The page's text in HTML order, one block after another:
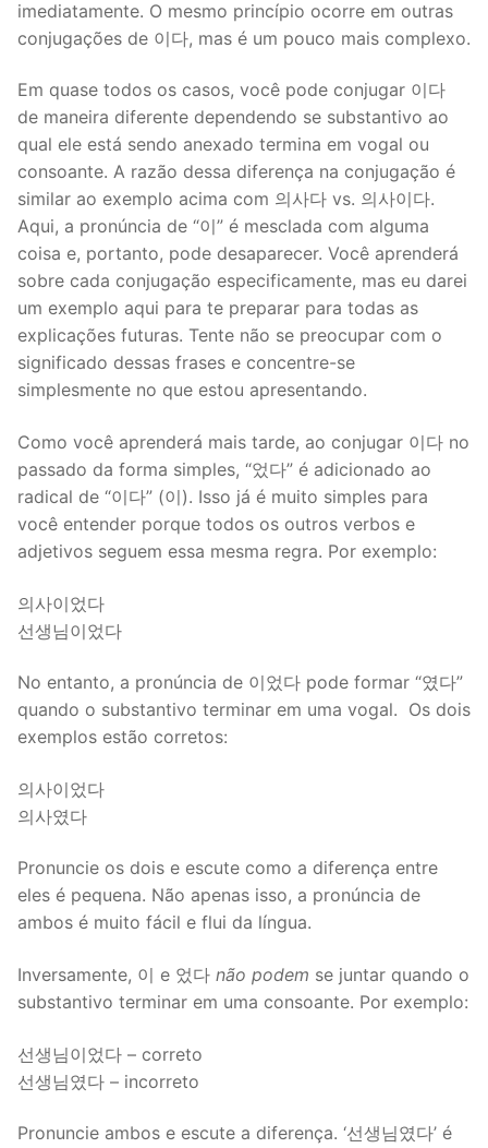
imediatamente. O mesmo princípio ocorre em outras
conjugações de 이다, mas é um pouco mais complexo.
Em quase todos os casos, você pode conjugar 이다
de maneira diferente dependendo se substantivo ao
qual ele está sendo anexado termina em vogal ou
consoante. A razão dessa diferença na conjugação é
similar ao exemplo acima com 의사다 vs. 의사이다.
Aqui, a pronúncia de “이” é mesclada com alguma
coisa e, portanto, pode desaparecer. Você aprenderá
sobre cada conjugação especificamente, mas eu darei
um exemplo aqui para te preparar para todas as
explicações futuras. Tente não se preocupar com o
significado dessas frases e concentre-se
simplesmente no que estou apresentando.
Como você aprenderá mais tarde, ao conjugar 이다 no
passado da forma simples, “었다” é adicionado ao
radical de “이다” (이). Isso já é muito simples para
você entender porque todos os outros verbos e
adjetivos seguem essa mesma regra. Por exemplo:
의사이었다
선생님이었다
No entanto, a pronúncia de 이었다 pode formar “였다”
quando o substantivo terminar em uma vogal. Os dois
exemplos estão corretos:
의사이었다
의사였다
Pronuncie os dois e escute como a diferença entre
eles é pequena. Não apenas isso, a pronúncia de
ambos é muito fácil e flui da língua.
Inversamente, 이 e 었다 não podem se juntar quando o
substantivo terminar em uma consoante. Por exemplo:
선생님이었다 – correto
선생님였다 – incorreto
Pronuncie ambos e escute a diferença. ‘선생님였다’ é